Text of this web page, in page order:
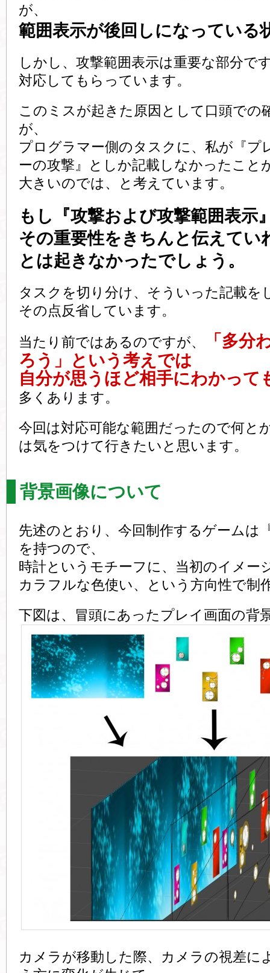
が、
範囲表示が後回しになっている
しかし、攻撃範囲表示は重要な部分で
対応してもらっています。
このミスが起きた原因として口頭での
が、
プログラマー側のタスクに、私が『プ
ーの攻撃』としか記載しなかったこと
大きいのでは、と考えています。
もし『攻撃および攻撃範囲表示
その重要性をきちんと伝えてい
とは起きなかったでしょう。
タスクを切り分け、そういった記載を
その点反省しています。
当たり前ではあるのですが、
「多分
ろう」という考えでは
自分が思うほど相手にわかって
多くあります。
今回は対応可能な範囲だったので何と
は気をつけて行きたいと思います。
背景画像について
先述のとおり、今回制作するゲームは
を持つので、
時計というモチーフに、当初のイメー
カラフルな色使い、という方向性で制
下図は、冒頭にあったプレイ画面の背
カメラが移動した際、カメラの視差に